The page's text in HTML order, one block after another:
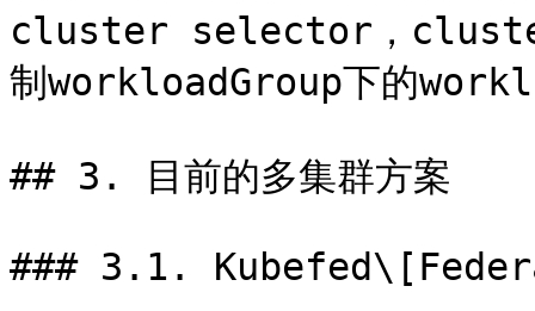
cluster selector，
制workloadGroup下的
## 3. 目前的多集群方案
### 3.1.